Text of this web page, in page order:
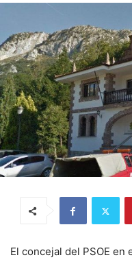
El concejal del PSOE en